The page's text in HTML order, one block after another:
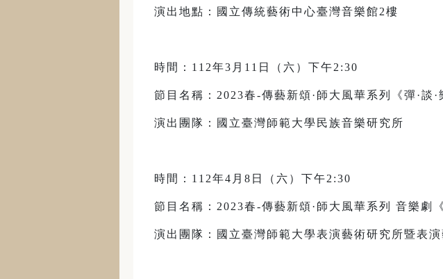
演出地點：國立傳統藝術中心臺灣音樂館2樓
時間：112年3月11日（六）下午2:30
節目名稱：2023春-傳藝新頌·師大風華系列《彈·談·
演出團隊：國立臺灣師範大學民族音樂研究所
時間：112年4月8日（六）下午2:30
節目名稱：2023春-傳藝新頌·師大風華系列 音樂劇
演出團隊：國立臺灣師範大學表演藝術研究所暨表